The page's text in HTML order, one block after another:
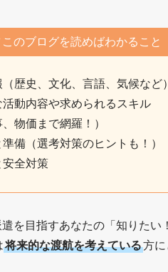
このブログを読めばわかること
歴史、文化、言語、気候など）
動内容や求められるスキル
物価まで網羅！）
備（選考対策のヒントも！）
安全対策
を目指すあなたの「知りたい
将来的な渡航を考えている方